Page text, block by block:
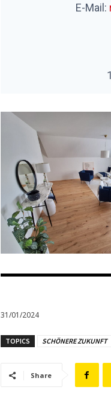
E-Mail:
31/01/2024
TOPICS SCHÖNERE ZUKUNFT
Share